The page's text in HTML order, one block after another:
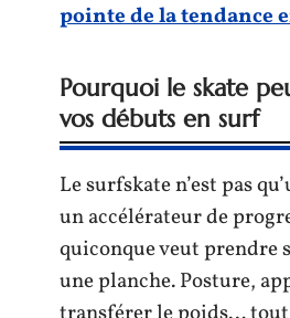
pointe de la tendance
Pourquoi le skate
vos débuts en surf
Le surfskate n’est pas
un accélérateur de
quiconque veut prendre
une planche. Posture,